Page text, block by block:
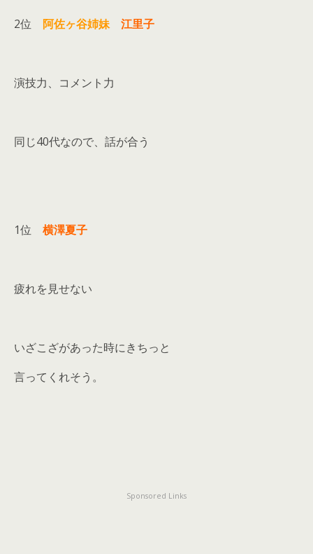
2位 阿佐ヶ谷姉妹 江里子
演技力、コメント力
同じ40代なので、話が合う
1位 横澤夏子
疲れを見せない
いざこざがあった時にきちっと
言ってくれそう。
Sponsored Links